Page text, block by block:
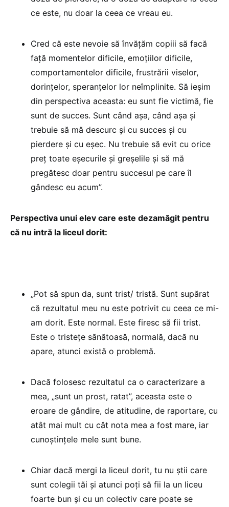
ce este, nu doar la ceea ce vreau eu.
Cred că este nevoie să învățăm copiii să facă
față momentelor dificile, emoțiilor dificile,
comportamentelor dificile, frustrării viselor,
dorințelor, speranțelor lor neîmplinite. Să ieșim
din perspectiva aceasta: eu sunt fie victimă, fie
sunt de succes. Sunt când așa, când așa și
trebuie să mă descurc și cu succes și cu
pierdere și cu eșec. Nu trebuie să evit cu orice
preț toate eșecurile și greșelile și să mă
pregătesc doar pentru succesul pe care îl
gândesc eu acum”.
Perspectiva unui elev care este dezamăgit pentru
că nu intră la liceul dorit:
„Pot să spun da, sunt trist/ tristă. Sunt supărat
că rezultatul meu nu este potrivit cu ceea ce mi-
am dorit. Este normal. Este firesc să fii trist.
Este o tristețe sănătoasă, normală, dacă nu
apare, atunci există o problemă.
Dacă folosesc rezultatul ca o caracterizare a
mea, „sunt un prost, ratat”, aceasta este o
eroare de gândire, de atitudine, de raportare, cu
atât mai mult cu cât nota mea a fost mare, iar
cunoștințele mele sunt bune.
Chiar dacă mergi la liceul dorit, tu nu știi care
sunt colegii tăi și atunci poți să fii la un liceu
foarte bun și cu un colectiv care poate se